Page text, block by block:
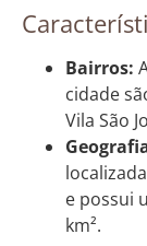
Bairros:
cidade
Vila São
e possui
km².